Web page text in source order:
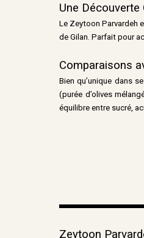
Une Découverte
Le Zeytoon Parvardeh
de Gilan. Parfait pour
Comparaisons
Bien qu’unique dans
(purée d’olives
équilibre entre sucré,
Zeytoon